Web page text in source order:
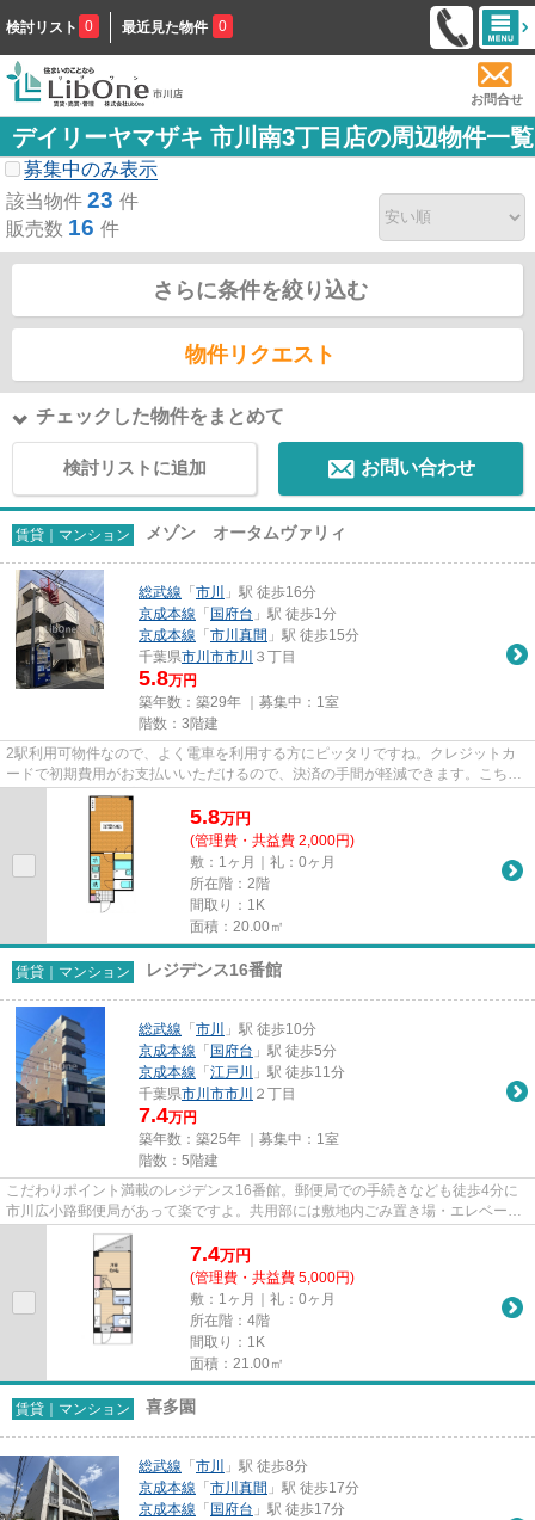
検討リスト 0 最近見た物件 0
お問合せ
デイリーヤマザキ 市川南3丁目店の周辺物件一覧
募集中のみ表示
該当物件 23 件
販売数 16 件
さらに条件を絞り込む
物件リクエスト
チェックした物件をまとめて
検討リストに追加 お問い合わせ
賃貸｜マンション メゾン オータムヴァリィ
総武線 「 市川
」駅 徒歩16分
京成本線 「 国府台 」駅 徒歩1分
京成本線 「 市川真間 」駅 徒歩15分
千葉県市川市市川 ３丁目
5.8万円
築年数：築29年 ｜募集中： 1室
階数：3階建
2駅利用可物件なので、よく電車を利用する方にピッタリですね。クレジットカ
ードで初期費用がお支払いいただけるので、決済の手間が軽減できます。こちら
はマンションタイプになります...
5.8万円
(管理費・共益費 2,000円)
敷：1ヶ月｜礼：0ヶ月
所在階：2階
間取り：1K
面積：20.00㎡
賃貸｜マンション レジデンス16番館
総武線 「 市川
」駅 徒歩10分
京成本線 「 国府台 」駅 徒歩5分
京成本線 「 江戸川
」駅 徒歩11分
千葉県市川市市川 ２丁目
7.4万円
築年数：築25年 ｜募集中： 1室
階数：5階建
こだわりポイント満載のレジデンス16番館。郵便局での手続きなども徒歩4分に
市川広小路郵便局があって楽ですよ。共用部には敷地内ごみ置き場・エレベータ
など様々な設備やサービスが揃...
7.4万円
(管理費・共益費 5,000円)
敷：1ヶ月｜礼：0ヶ月
所在階：4階
間取り：1K
面積：21.00㎡
賃貸｜マンション 喜多園
総武線 「 市川
」駅 徒歩8分
京成本線 「 市川真間 」駅 徒歩17分
京成本線 「 国府台 」駅 徒歩17分